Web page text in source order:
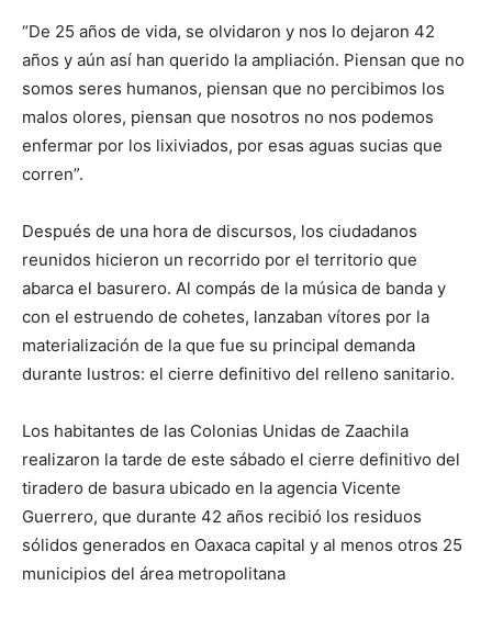
“De 25 años de vida, se olvidaron y nos lo dejaron 42
años y aún así han querido la ampliación. Piensan que no
somos seres humanos, piensan que no percibimos los
malos olores, piensan que nosotros no nos podemos
enfermar por los lixiviados, por esas aguas sucias que
corren”.
Después de una hora de discursos, los ciudadanos
reunidos hicieron un recorrido por el territorio que
abarca el basurero. Al compás de la música de banda y
con el estruendo de cohetes, lanzaban vítores por la
materialización de la que fue su principal demanda
durante lustros: el cierre definitivo del relleno sanitario.
Los habitantes de las Colonias Unidas de Zaachila
realizaron la tarde de este sábado el cierre definitivo del
tiradero de basura ubicado en la agencia Vicente
Guerrero, que durante 42 años recibió los residuos
sólidos generados en Oaxaca capital y al menos otros 25
municipios del área metropolitana